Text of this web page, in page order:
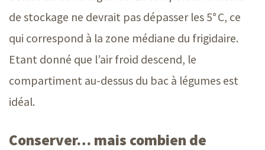
de stockage ne devrait pas dépasser les 5° C, ce
qui correspond à la zone médiane du frigidaire.
Etant donné que l’air froid descend, le
compartiment au-dessus du bac à légumes est
idéal.
Conserver… mais combien de